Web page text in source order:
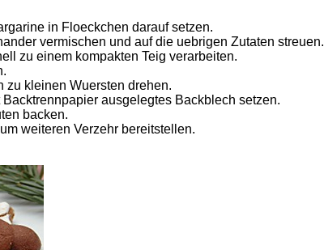
in Floeckchen darauf setzen.
vermischen und auf die uebrigen Zutaten streuen.
zu einem kompakten Teig verarbeiten.
zu kleinen Wuersten drehen.
ausgelegtes Backblech setzen.
backen.
weiteren Verzehr bereitstellen.